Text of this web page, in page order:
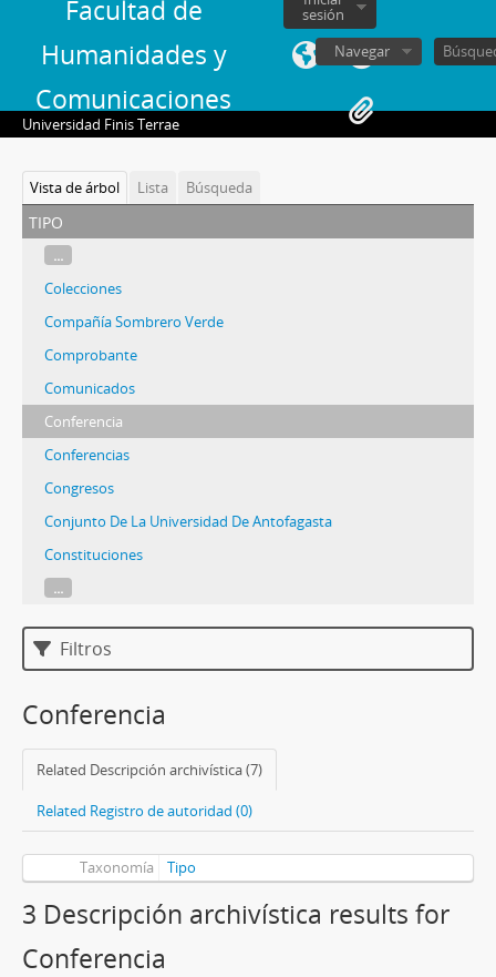
Facultad de
Humanidades y
Comunicaciones
sesión
Navegar
Universidad Finis Terrae
Vista de árbol Lista Búsqueda
tipo
...
Colecciones
Compañía Sombrero Verde
Comprobante
Comunicados
Conferencia
Conferencias
Congresos
Conjunto De La Universidad De Antofagasta
Constituciones
...
Filtros
Conferencia
Related Descripción archivística (7)
Related Registro de autoridad (0)
Taxonomía Tipo
3 Descripción archivística results for
Conferencia